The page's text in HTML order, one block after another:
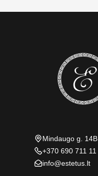
Mindaugo g. 14B
+370 690 711 11
info@estetus.lt